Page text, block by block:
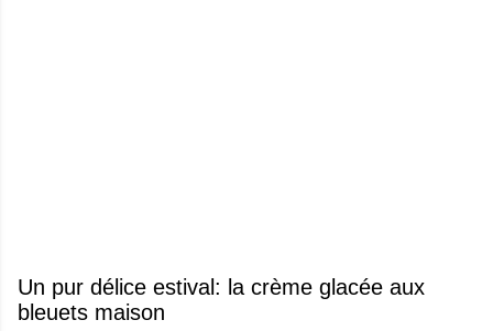
Un pur délice estival: la crème glacée aux
bleuets maison